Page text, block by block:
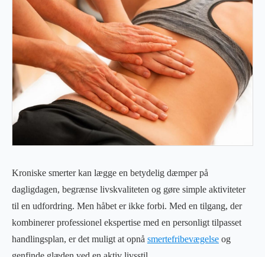
Kroniske smerter kan lægge en betydelig dæmper på
dagligdagen, begrænse livskvaliteten og gøre simple aktiviteter
til en udfordring. Men håbet er ikke forbi. Med en tilgang, der
kombinerer professionel ekspertise med en personligt tilpasset
handlingsplan, er det muligt at opnå smertefribevægelse og